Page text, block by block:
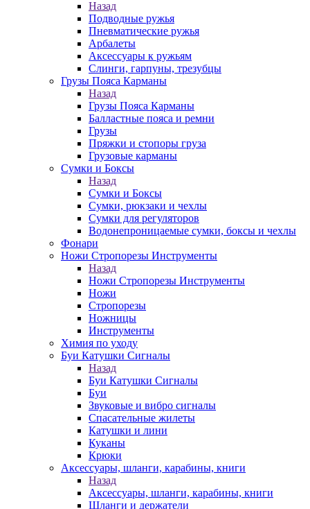
Назад
Подводные ружья
Пневматические ружья
Арбалеты
Аксессуары к ружьям
Слинги, гарпуны, трезубцы
Грузы Пояса Карманы
Назад
Грузы Пояса Карманы
Балластные пояса и ремни
Грузы
Пряжки и стопоры груза
Грузовые карманы
Сумки и Боксы
Назад
Сумки и Боксы
Сумки, рюкзаки и чехлы
Сумки для регуляторов
Водонепроницаемые сумки, боксы и чехлы
Фонари
Ножи Стропорезы Инструменты
Назад
Ножи Стропорезы Инструменты
Ножи
Стропорезы
Ножницы
Инструменты
Химия по уходу
Буи Катушки Сигналы
Назад
Буи Катушки Сигналы
Буи
Звуковые и вибро сигналы
Спасательные жилеты
Катушки и лини
Куканы
Крюки
Аксессуары, шланги, карабины, книги
Назад
Аксессуары, шланги, карабины, книги
Шланги и держатели